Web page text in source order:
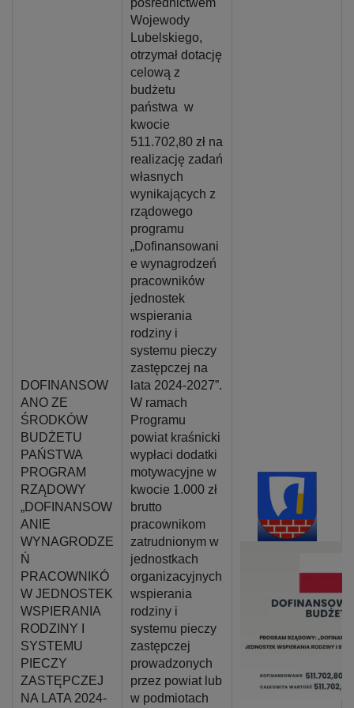
DOFINANSOW
ANO ZE
ŚRODKÓW
BUDŻETU
PAŃSTWA
PROGRAM
RZĄDOWY
„DOFINANSOW
ANIE
WYNAGRODZE
Ń
PRACOWNIKÓ
W JEDNOSTEK
WSPIERANIA
RODZINY I
SYSTEMU
PIECZY
ZASTĘPCZEJ
NA LATA 2024-
pośrednictwem
Wojewody
Lubelskiego,
otrzymał dotację
celową z
budżetu
państwa w
kwocie
511.702,80 zł na
realizację zadań
własnych
wynikających z
rządowego
programu
„Dofinansowani
e wynagrodzeń
pracowników
jednostek
wspierania
rodziny i
systemu pieczy
zastępczej na
lata 2024-2027”.
W ramach
Programu
powiat kraśnicki
wypłaci dodatki
motywacyjne w
kwocie 1.000 zł
brutto
pracownikom
zatrudnionym w
jednostkach
organizacyjnych
wspierania
rodziny i
systemu pieczy
zastępczej
prowadzonych
przez powiat lub
w podmiotach